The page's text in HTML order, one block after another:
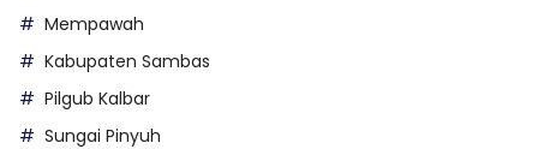
Mempawah
Kabupaten Sambas
Pilgub Kalbar
Sungai Pinyuh